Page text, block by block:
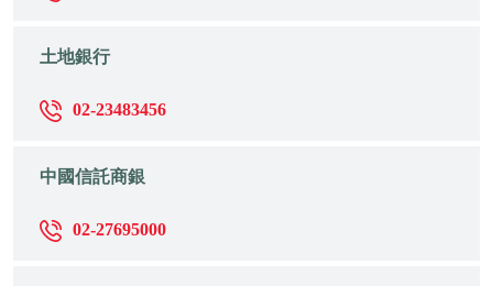
土地銀行
02-23483456
中國信託商銀
02-27695000